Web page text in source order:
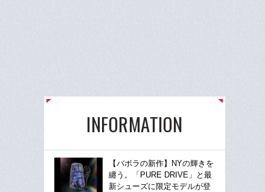
INFORMATION
【バボラの新作】NYの輝きを
纏う。「PURE DRIVE」と最
新シューズに限定モデルが登